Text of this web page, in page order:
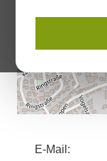
E-Mail: